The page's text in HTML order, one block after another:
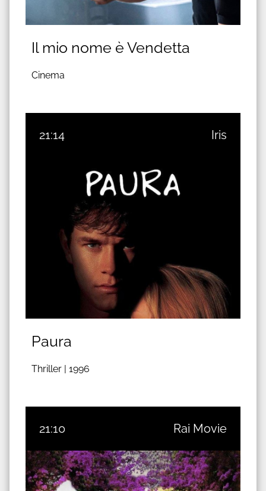
Il mio nome è Vendetta
Cinema
21:14 Iris
Paura
Thriller | 1996
21:10 Rai Movie